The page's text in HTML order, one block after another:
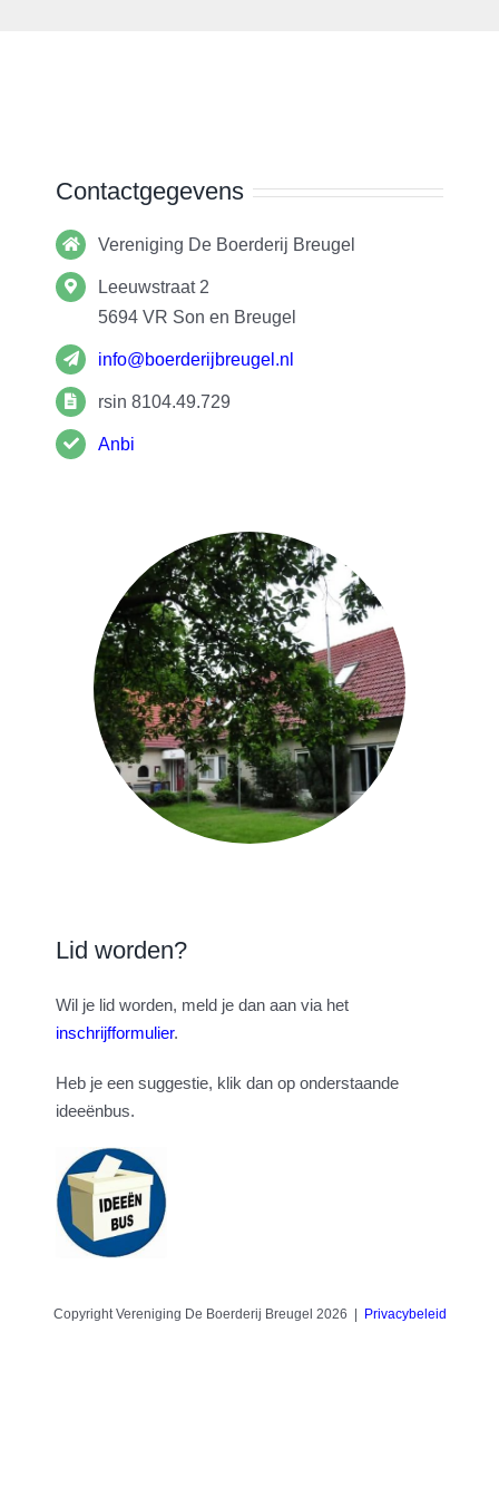
Contactgegevens
Vereniging De Boerderij Breugel
Leeuwstraat 2
5694 VR Son en Breugel
info@boerderijbreugel.nl
rsin 8104.49.729
Anbi
Lid worden?
Wil je lid worden, meld je dan aan via het
inschrijfformulier.
Heb je een suggestie, klik dan op onderstaande
ideeënbus.
Copyright Vereniging De Boerderij Breugel 2026 | Privacybeleid